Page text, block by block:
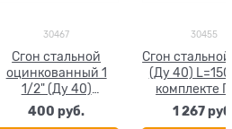
30467
Сгон стальной
оцинкованный 1
1/2" (Ду 40)
L=150мм ГОСТ 8969-
75 КАЗ
400 руб.
30455
Сгон
(Ду 40)
комплекте
8969-75
1 267